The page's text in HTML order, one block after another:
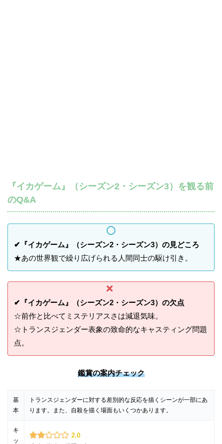
『イカゲーム』（シーズン2・シーズン3）を観る前
のQ&A
✔『イカゲーム』（シーズン2・シーズン3）の見どころ
★あの世界観で繰り広げられる人間同士の駆け引き。
✔『イカゲーム』（シーズン2・シーズン3）の欠点
☆前作と比べてミステリアスさは減退気味。
☆トランスジェンダー表象の致命的なキャスティング問題
点。
鑑賞の案内チェック
基
本
トランスジェンダーに対する差別的な反応を描くシーンが一部にあ
ります。また、自殺を描く場面もいくつかあります。
キ
ッ
2.0